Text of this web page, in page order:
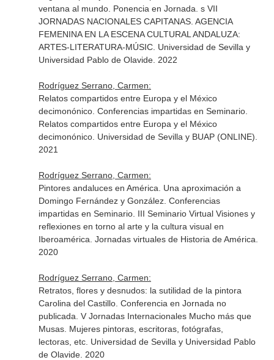
ventana al mundo. Ponencia en Jornada. s VII
JORNADAS NACIONALES CAPITANAS. AGENCIA
FEMENINA EN LA ESCENA CULTURAL ANDALUZA:
ARTES-LITERATURA-MÚSIC. Universidad de Sevilla y
Universidad Pablo de Olavide. 2022
Rodríguez Serrano, Carmen:
Relatos compartidos entre Europa y el México
decimonónico. Conferencias impartidas en Seminario.
Relatos compartidos entre Europa y el México
decimonónico. Universidad de Sevilla y BUAP (ONLINE).
2021
Rodríguez Serrano, Carmen:
Pintores andaluces en América. Una aproximación a
Domingo Fernández y González. Conferencias
impartidas en Seminario. III Seminario Virtual Visiones y
reflexiones en torno al arte y la cultura visual en
Iberoamérica. Jornadas virtuales de Historia de América.
2020
Rodríguez Serrano, Carmen:
Retratos, flores y desnudos: la sutilidad de la pintora
Carolina del Castillo. Conferencia en Jornada no
publicada. V Jornadas Internacionales Mucho más que
Musas. Mujeres pintoras, escritoras, fotógrafas,
lectoras, etc. Universidad de Sevilla y Universidad Pablo
de Olavide. 2020